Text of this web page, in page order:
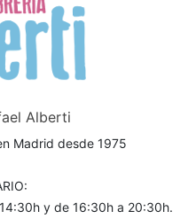
Alberti
Madrid desde 1975
y de 16:30h a 20:30h.